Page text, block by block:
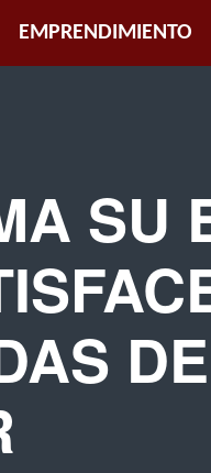
EMPRENDIMIENTO
SU